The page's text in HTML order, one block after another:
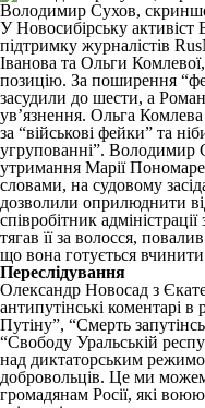
Володимир Сухов,
У Новосибірську
підтримку журналістів
Іванова та Ольги
позицію. За поширення
засудили до шести, а
ув’язнення. Ольга
за “військові фейки” та
угрупованні”. Володимир
утримання Марії
словами, на судовому
дозволили оприлюднити
співробітник
тягав її за волосся,
що вона готується
Переслідування
Олександр Новосад з
антипутінські коментарі
Путіну”, “Смерть
“Свободу Уральській
над диктаторським
добровольців. Це ми
громадянам Росії, які